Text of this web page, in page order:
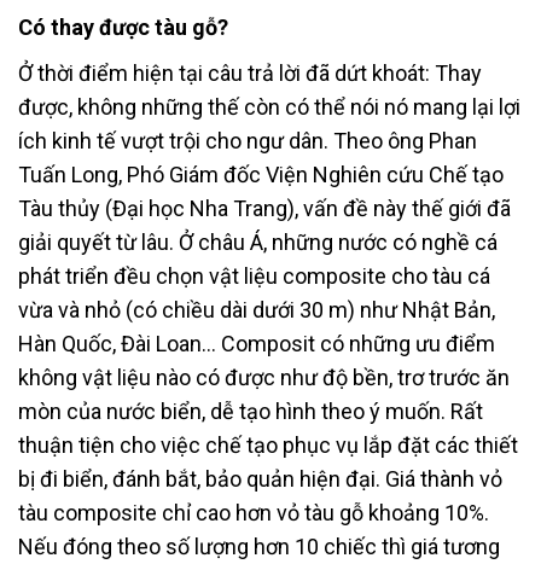
Có thay được tàu gỗ?
Ở thời điểm hiện tại câu trả lời đã dứt khoát: Thay
được, không những thế còn có thể nói nó mang lại lợi
ích kinh tế vượt trội cho ngư dân. Theo ông Phan
Tuấn Long, Phó Giám đốc Viện Nghiên cứu Chế tạo
Tàu thủy (Đại học Nha Trang), vấn đề này thế giới đã
giải quyết từ lâu. Ở châu Á, những nước có nghề cá
phát triển đều chọn vật liệu composite cho tàu cá
vừa và nhỏ (có chiều dài dưới 30 m) như Nhật Bản,
Hàn Quốc, Đài Loan… Composit có những ưu điểm
không vật liệu nào có được như độ bền, trơ trước ăn
mòn của nước biển, dễ tạo hình theo ý muốn. Rất
thuận tiện cho việc chế tạo phục vụ lắp đặt các thiết
bị đi biển, đánh bắt, bảo quản hiện đại. Giá thành vỏ
tàu composite chỉ cao hơn vỏ tàu gỗ khoảng 10%.
Nếu đóng theo số lượng hơn 10 chiếc thì giá tương